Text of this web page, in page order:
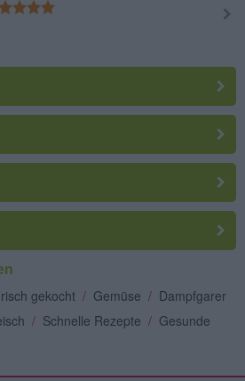
gekocht / Gemüse / Dampfgarer
/ Schnelle Rezepte / Gesunde